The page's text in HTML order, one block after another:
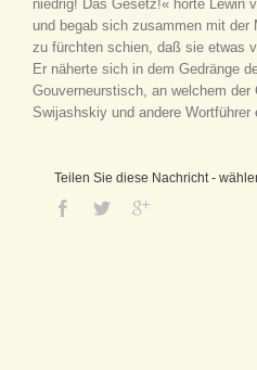
niedrig! Das Gesetz!« hörte Lewin
und begab sich zusammen mit der
zu fürchten schien, daß sie etwas
Er näherte sich in dem Gedränge
Gouverneurstisch, an welchem der
Swijashskiy und andere
Teilen Sie diese Nachricht -